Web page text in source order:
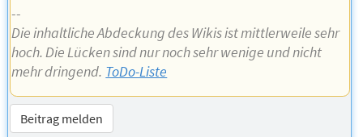
--
Die inhaltliche Abdeckung des Wikis ist mittlerweile sehr
hoch. Die Lücken sind nur noch sehr wenige und nicht
mehr dringend. ToDo-Liste
Beitrag melden